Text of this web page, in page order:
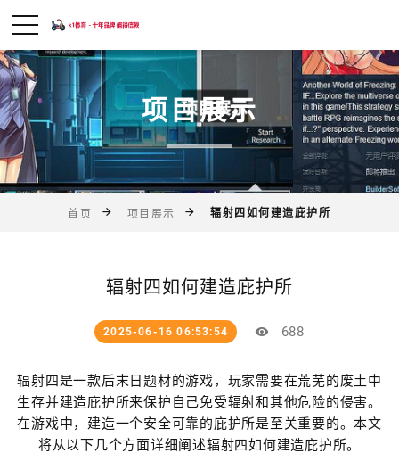
项目展示
首页 项目展示 辐射四如何建造庇护所
辐射四如何建造庇护所
2025-06-16 06:53:54 688
辐射四是一款后末日题材的游戏，玩家需要在荒芜的废土中
生存并建造庇护所来保护自己免受辐射和其他危险的侵害。
在游戏中，建造一个安全可靠的庇护所是至关重要的。本文
将从以下几个方面详细阐述辐射四如何建造庇护所。